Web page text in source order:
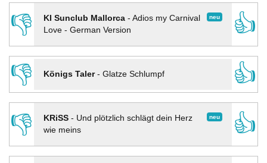
👎
neu
KI Sunclub Mallorca- Adios my Carnival
Love - German Version
👍
👎
Königs Taler- Glatze Schlumpf
👍
👎
neu
KRiSS- Und plötzlich schlägt dein Herz
wie meins
👍